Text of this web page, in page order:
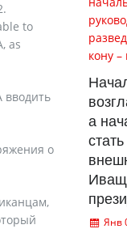
to
as
вводить
о
а
Янв